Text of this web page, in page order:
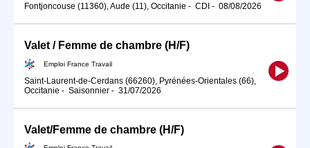
Fontjoncouse (11360), Aude (11), Occitanie - CDI - 08/08/2026
Valet / Femme de chambre (H/F)
Emploi France Travail
Saint-Laurent-de-Cerdans (66260), Pyrénées-Orientales (66),
Occitanie - Saisonnier - 31/07/2026
Valet/Femme de chambre (H/F)